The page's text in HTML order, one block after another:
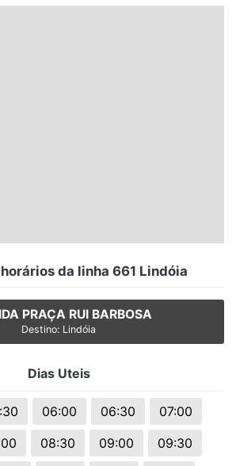
da linha 661 Lindóia
PRAÇA RUI BARBOSA
Destino: Lindóia
Dias Uteis
06:00 06:30
07:00
08:30 09:00
09:30